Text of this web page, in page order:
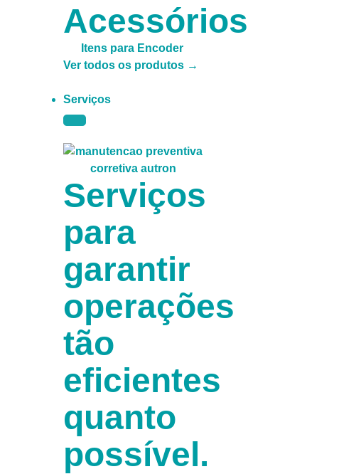
Acessórios
Itens para Encoder
Ver todos os produtos →
Serviços
Serviços
para
garantir
operações
tão
eficientes
quanto
possível.